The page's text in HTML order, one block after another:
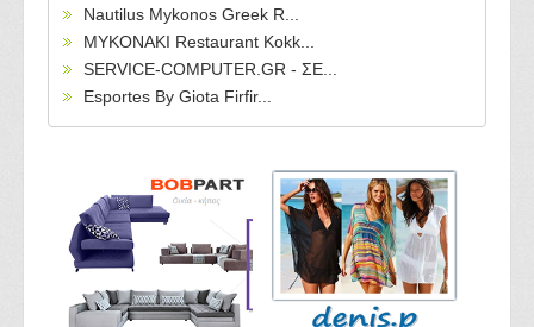
Nautilus Mykonos Greek R...
MYKONAKI Restaurant Kokk...
SERVICE-COMPUTER.GR - ΣΕ...
Esportes By Giota Firfir...